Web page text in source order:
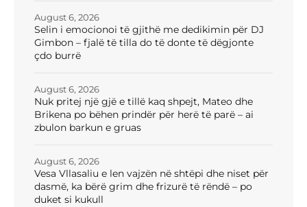
Selin i emocionoi të gjithë me dedikimin për DJ
Gimbon – fjalë të tilla do të donte të dëgjonte
çdo burrë
August 6, 2026
Nuk pritej një gjë e tillë kaq shpejt, Mateo dhe
Brikena po bëhen prindër për herë të parë – ai
zbulon barkun e gruas
August 6, 2026
Vesa Vllasaliu e len vajzën në shtëpi dhe niset për
dasmë, ka bërë grim dhe frizurë të rëndë – po
duket si kukull
August 6, 2026